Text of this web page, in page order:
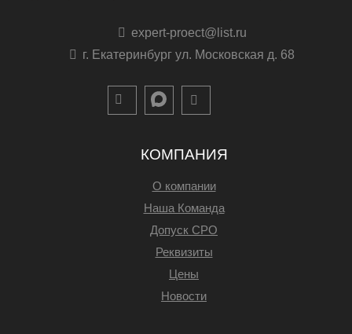
expert-proect@list.ru
г. Екатеринбург ул. Московская д. 68
КОМПАНИЯ
О компании
Наша Команда
Допуск СРО
Реквизиты
Цены
Новости